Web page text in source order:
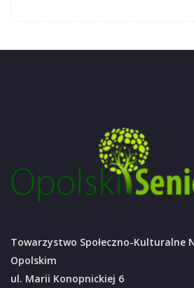
Towarzystwo Społeczno-Kulturalne
Opolskim
ul. Marii Konopnickiej 6